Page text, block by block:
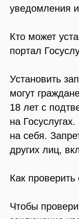
уведомления
Кто может
портал
Установить
могут
18 лет с
на
на себя.
других лиц,
Как проверить
Чтобы